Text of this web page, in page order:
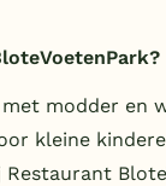
modder en
kleine
Restaurant